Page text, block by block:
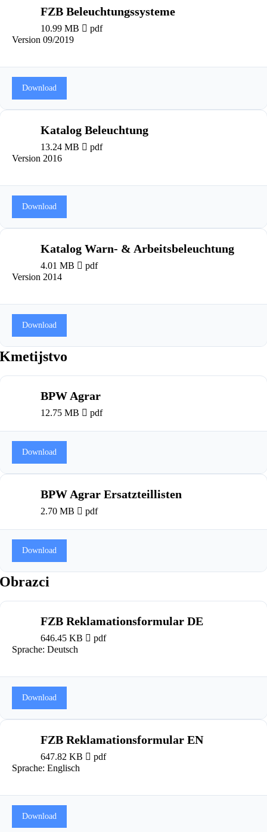
FZB Beleuchtungssysteme
10.99 MB
pdf
Version 09/2019
Download
Katalog Beleuchtung
13.24 MB
pdf
Version 2016
Download
Katalog Warn- & Arbeitsbeleuchtung
4.01 MB
pdf
Version 2014
Download
Kmetijstvo
BPW Agrar
12.75 MB pdf
Download
BPW Agrar Ersatzteillisten
2.70 MB pdf
Download
Obrazci
FZB Reklamationsformular DE
646.45 KB
pdf
Sprache: Deutsch
Download
FZB Reklamationsformular EN
647.82 KB
pdf
Sprache: Englisch
Download